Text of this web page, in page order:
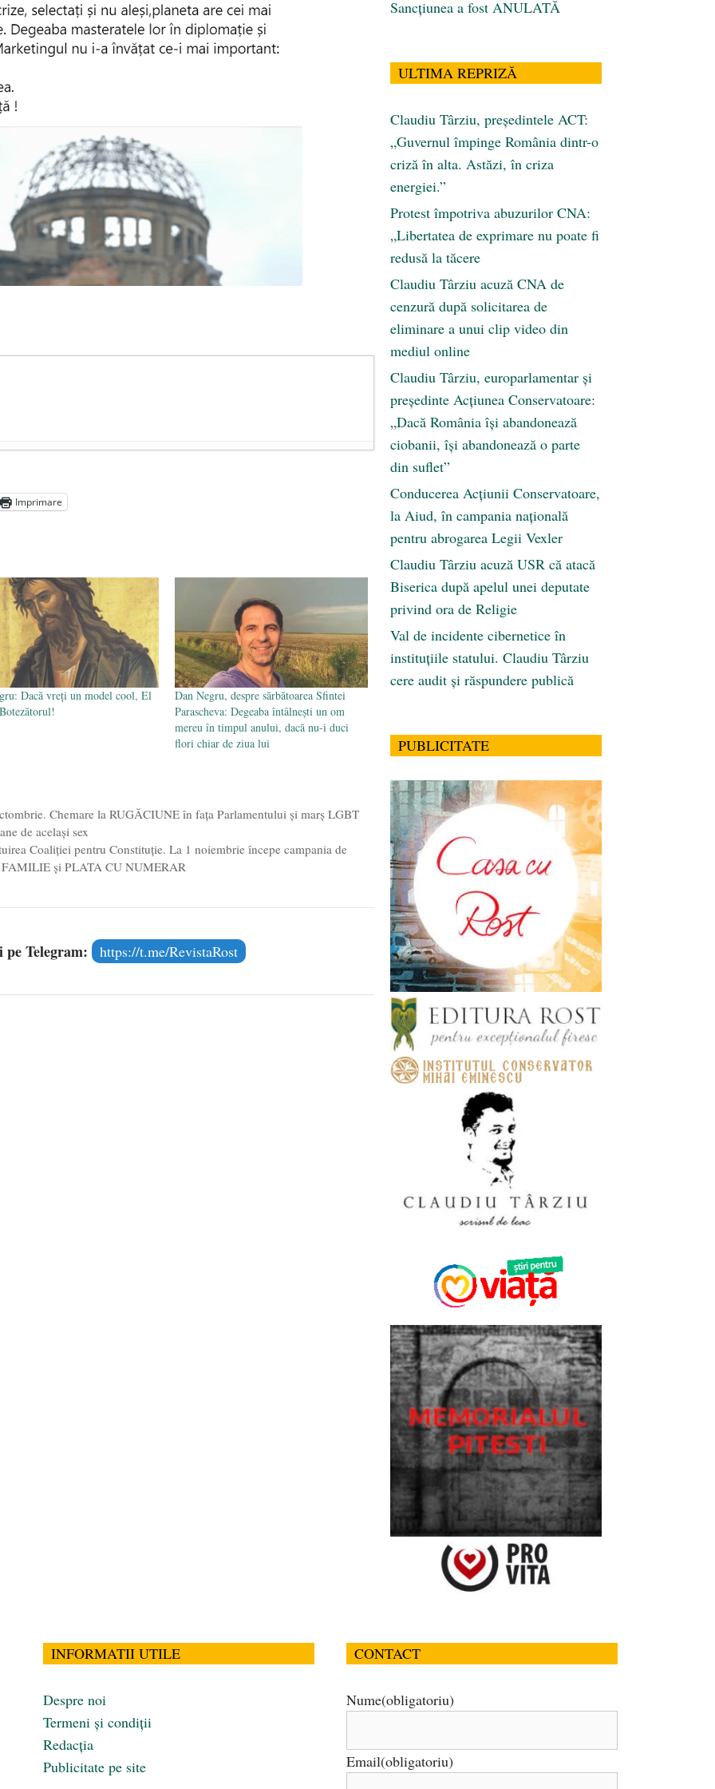
2026
poetului Octavian Goga, înlăturat din Iași
Imprimare
Dacă vreți un model cool, El
Dan Negru, despre sărbătoarea Sfintei
Parascheva: Degeaba întâlnești un om
mereu în timpul anului, dacă nu-i duci
flori chiar de ziua lui
Chemare la RUGĂCIUNE în fața Parlamentului și marș LGBT
de același sex
Coaliției pentru Constituție. La 1 noiembrie începe campania de
FAMILIE și PLATA CU NUMERAR
Telegram: https://t.me/RevistaRost
Sancțiunea a fost ANULATĂ
ULTIMA REPRIZĂ
Claudiu Târziu, președintele ACT:
„Guvernul împinge România dintr-o
criză în alta. Astăzi, în criza
energiei.”
Protest împotriva abuzurilor CNA:
„Libertatea de exprimare nu poate fi
redusă la tăcere
Claudiu Târziu acuză CNA de
cenzură după solicitarea de
eliminare a unui clip video din
mediul online
Claudiu Târziu, europarlamentar și
președinte Acțiunea Conservatoare:
„Dacă România își abandonează
ciobanii, își abandonează o parte
din suflet”
Conducerea Acțiunii Conservatoare,
la Aiud, în campania națională
pentru abrogarea Legii Vexler
Claudiu Târziu acuză USR că atacă
Biserica după apelul unei deputate
privind ora de Religie
Val de incidente cibernetice în
instituțiile statului. Claudiu Târziu
cere audit și răspundere publică
PUBLICITATE
INFORMATII UTILE
Despre noi
Termeni și condiții
Redacția
Publicitate pe site
CONTACT
Nume(obligatoriu)
Email(obligatoriu)